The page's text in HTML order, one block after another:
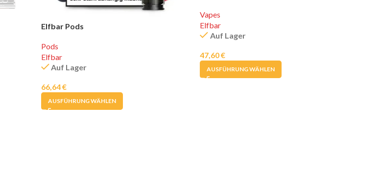
Elfbar Pods
Pods
Elfbar
Auf Lager
66,64€
AUSFÜHRUNG WÄHLEN
Vapes
Elfbar
Auf Lager
47,60€
AUSFÜHRUNG WÄHLEN